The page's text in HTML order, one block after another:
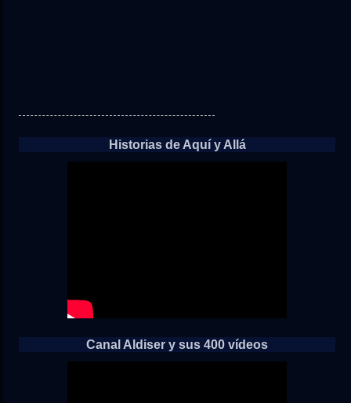
Historias de Aquí y Allá
Canal Aldiser y sus 400 vídeos